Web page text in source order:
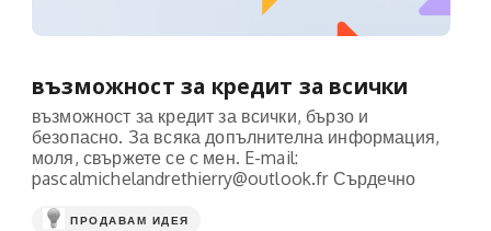
възможност за кредит за всички
възможност за кредит за всички, бързо и
безопасно. За всяка допълнителна информация,
моля, свържете се с мен. E-mail:
pascalmichelandrethierry@outlook.frСърдечно
ПРОДАВАМ ИДЕЯ